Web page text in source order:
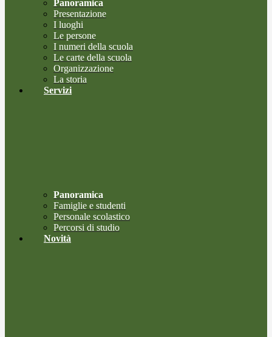
Panoramica
Presentazione
I luoghi
Le persone
I numeri della scuola
Le carte della scuola
Organizzazione
La storia
Servizi
Panoramica
Famiglie e studenti
Personale scolastico
Percorsi di studio
Novità